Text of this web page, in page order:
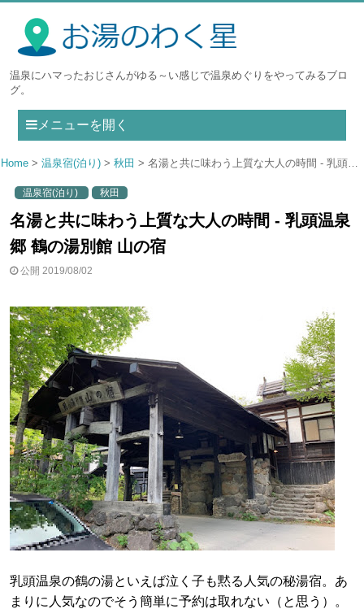
温泉にハマったおじさんがゆる～い感じで温泉めぐりをやってみるブロ
グ。
メニューを開く
Home 温泉宿(泊り) 秋田 名湯と共に味わう上質な大人の時間 - 乳頭温泉郷 鶴の湯別館 山の宿
温泉宿(泊り) 秋田
名湯と共に味わう上質な大人の時間 - 乳頭温泉
郷 鶴の湯別館 山の宿
公開 2019/08/02
乳頭温泉の鶴の湯といえば泣く子も黙る人気の秘湯宿。あ
まりに人気なのでそう簡単に予約は取れない（と思う）。